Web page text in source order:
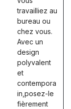
travailliez au
bureau ou
chez vous.
Avec un
design
polyvalent
et
contempora
in,posez-le
fièrement